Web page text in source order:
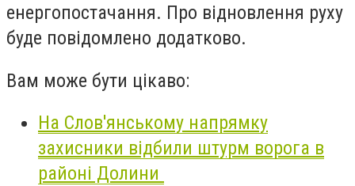
енергопостачання. Про відновлення руху
буде повідомлено додатково.
Вам може бути цікаво:
На Слов'янському напрямку
захисники відбили штурм ворога в
районі Долини